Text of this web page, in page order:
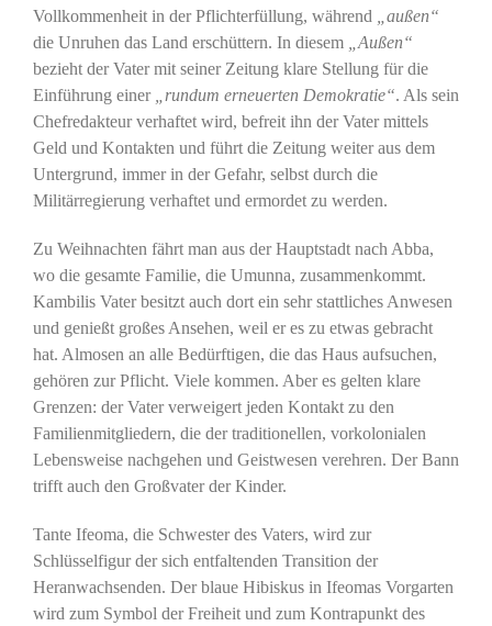
Vollkommenheit in der Pflichterfüllung, während
„außen“
die Unruhen das Land erschüttern. In diesem
„Außen“
bezieht der Vater mit seiner Zeitung klare Stellung für die
Einführung einer
„rundum erneuerten Demokratie“. Als sein
Chefredakteur verhaftet wird, befreit ihn der Vater mittels
Geld und Kontakten und führt die Zeitung weiter aus dem
Untergrund, immer in der Gefahr, selbst durch die
Militärregierung verhaftet und ermordet zu werden.
Zu Weihnachten fährt man aus der Hauptstadt nach Abba,
wo die gesamte Familie, die Umunna, zusammenkommt.
Kambilis Vater besitzt auch dort ein sehr stattliches Anwesen
und genießt großes Ansehen, weil er es zu etwas gebracht
hat. Almosen an alle Bedürftigen, die das Haus aufsuchen,
gehören zur Pflicht. Viele kommen. Aber es gelten klare
Grenzen: der Vater verweigert jeden Kontakt zu den
Familienmitgliedern, die der traditionellen, vorkolonialen
Lebensweise nachgehen und Geistwesen verehren. Der Bann
trifft auch den Großvater der Kinder.
Tante Ifeoma, die Schwester des Vaters, wird zur
Schlüsselfigur der sich entfaltenden Transition der
Heranwachsenden. Der blaue Hibiskus in Ifeomas Vorgarten
wird zum Symbol der Freiheit und zum Kontrapunkt des